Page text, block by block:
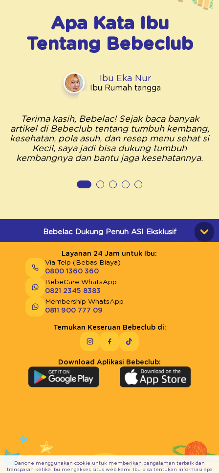
Apa Kata Ibu
Tentang Bebeclub
Ibu Eka Nur
Ibu Rumah tangga
Terima kasih, Bebelac! Sejak baca banyak
artikel di Bebeclub tentang tumbuh kembang,
kesehatan, pola asuh, dan resep menu sehat si
Kecil, saya jadi bisa dukung tumbuh
kembangnya dan bantu jaga kesehatannya.
Bebelac Dukung Penuh ASI Eksklusif
Layanan 24 Jam untuk Ibu:
Via Telp (Bebas Biaya)
0800 1360 360
BebeCare WhatsApp
0821 2345 8383
Membership WhatsApp
0811 900 777 09
Temukan Keseruan Bebeclub di:
Download Aplikasi Bebeclub:
Syarat & Ketentuan Kebijakan Privasi
Danone menggunakan cookie untuk memberikan pengalaman terbaik dan
transparan ketika Ibu mengakses situs web kami. Ibu bisa tentukan informasi apa